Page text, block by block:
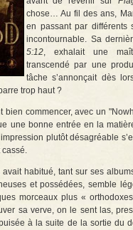
chose… Au fil des ans,
en passant par différents
incontournable. Sa
5:12, exhalait une
transcendé par une
tâche s’annonçait dès
trop haut ?
bien commencer, avec un
une bonne entrée en la
plutôt désagréable
cassé.
avait habitué, tant sur ses
et possédées, semble
morceaux plus «
sa verve, on le sent las,
à la suite de la sortie du